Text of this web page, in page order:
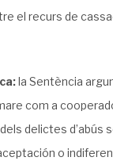
el recurs de
la Sentència
com a
delictes d’abús
o